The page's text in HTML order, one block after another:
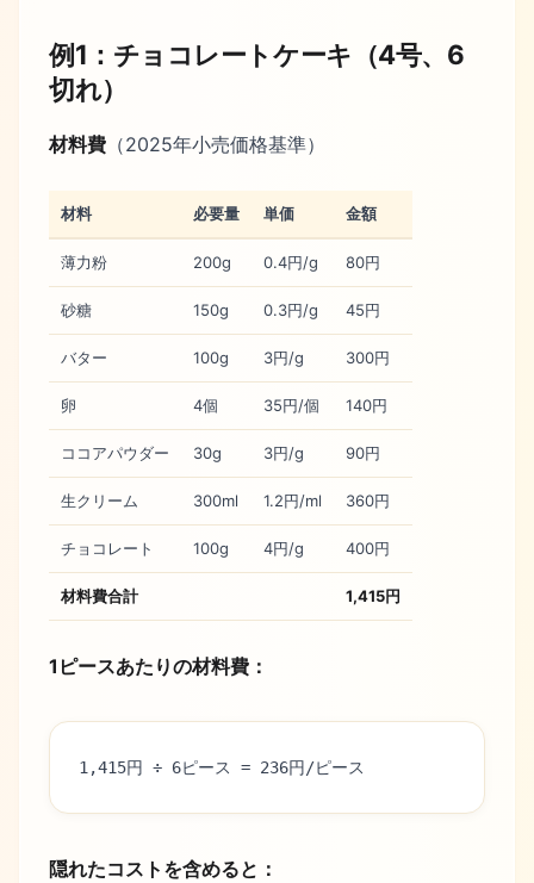
例1：チョコレートケーキ（4号、6
切れ）
材料費 （2025年小売価格基準）
材料 必要量 単価 金額
薄力粉 200g 0.4円/g 80円
砂糖 150g 0.3円/g 45円
バター 100g 3円/g 300円
卵 4個 35円/個 140円
ココアパウダー 30g 3円/g 90円
生クリーム 300ml 1.2円/ml 360円
チョコレート 100g 4円/g 400円
材料費合計 1,415円
1ピースあたりの材料費：
1,415円 ÷ 6ピース = 236円/ピース
隠れたコストを含めると：